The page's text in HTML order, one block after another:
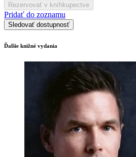
Rezervovať v kníhkupectve
Pridať do zoznamu
Sledovať dostupnosť
Ďalšie knižné vydania